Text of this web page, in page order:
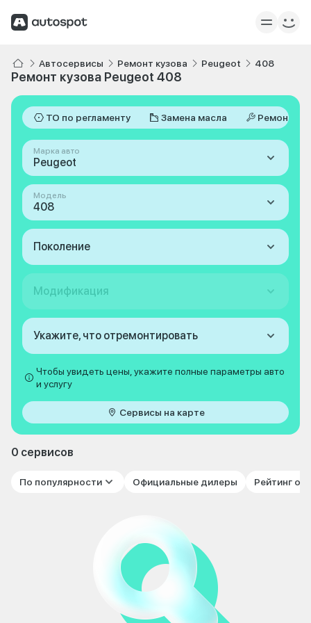
Автосервисы Ремонт кузова Peugeot 408
Ремонт кузова Peugeot 408
ТО по регламенту Замена масла Ремонт
Марка авто
Peugeot
Модель
408
Поколение
Модификация
Укажите, что отремонтировать
Чтобы увидеть цены, укажите полные параметры авто
и услугу
Сервисы на карте
0 сервисов
По популярности Официальные дилеры Рейтинг